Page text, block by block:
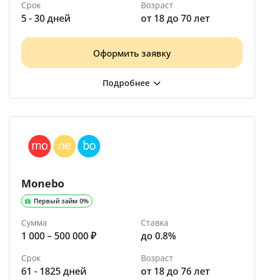
Срок
5 - 30 дней
Возраст
от 18 до 70 лет
Оформить заявку
Monebo
Первый займ 0%
Сумма
1 000 – 500 000 ₽
Ставка
до 0.8%
Срок
61 - 1825 дней
Возраст
от 18 до 76 лет